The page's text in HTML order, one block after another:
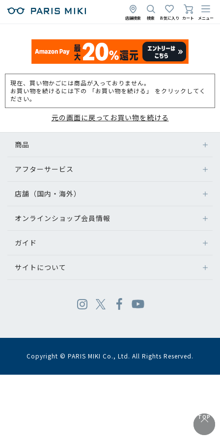
店舗検索 検索 お気に入り カート メニュー
現在、買い物かごには商品が入っておりません。
お買い物を続けるには下の 「お買い物を続ける」 をクリックしてく
ださい。
元の画面に戻ってお買い物を続ける
TOP
TOP
商品
アフターサービス
店舗（国内・海外）
オンラインショップ会員情報
ガイド
サイトについて
Copyright © PARIS MIKI Co., Ltd. All Rights Reserved.